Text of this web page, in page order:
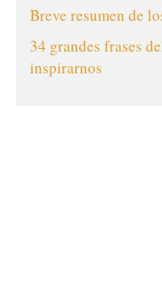
Breve resumen de
34 grandes frases
inspirarnos